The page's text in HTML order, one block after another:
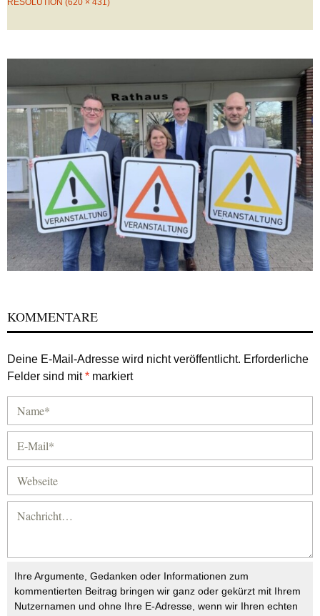
RESOLUTION (620 × 431)
KOMMENTARE
Deine E-Mail-Adresse wird nicht veröffentlicht. Erforderliche
Felder sind mit* markiert
Ihre Argumente, Gedanken oder Informationen zum
kommentierten Beitrag bringen wir ganz oder gekürzt mit Ihrem
Nutzernamen und ohne Ihre E-Adresse, wenn wir Ihren echten